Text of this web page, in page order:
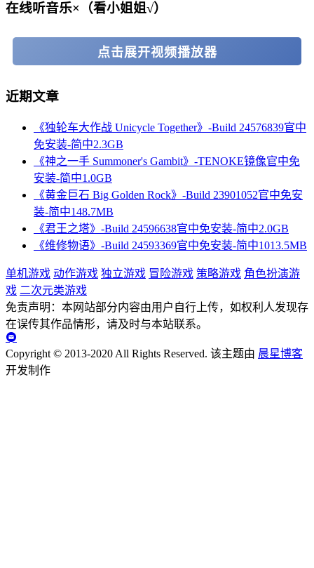
在线听音乐×（看小姐姐√）
点击展开视频播放器
近期文章
《独轮车大作战 Unicycle Together》-Build 24576839官中
免安装-简中2.3GB
《神之一手 Summoner's Gambit》-TENOKE镜像官中免
安装-简中1.0GB
《黄金巨石 Big Golden Rock》-Build 23901052官中免安
装-简中148.7MB
《君王之塔》-Build 24596638官中免安装-简中2.0GB
《维修物语》-Build 24593369官中免安装-简中1013.5MB
单机游戏 动作游戏 独立游戏 冒险游戏 策略游戏 角色扮演游
戏 二次元类游戏
免责声明：本网站部分内容由用户自行上传，如权利人发现存
在误传其作品情形，请及时与本站联系。
Copyright © 2013-2020 All Rights Reserved. 该主题由 晨星博客
开发制作